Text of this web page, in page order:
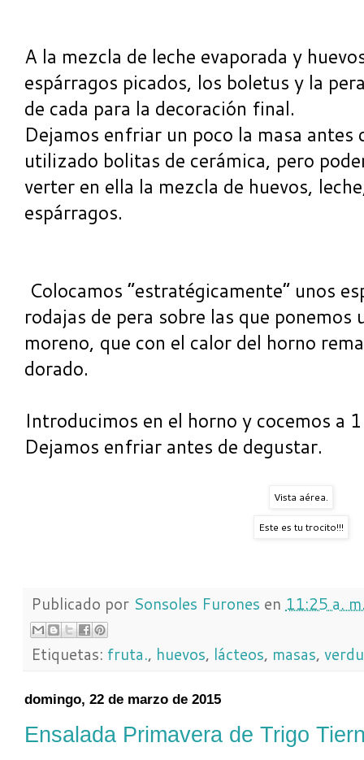
A la mezcla de leche evaporada y
espárragos picados, los boletus y la
de cada para la decoración final.
Dejamos enfriar un poco la masa
utilizado bolitas de cerámica, pero
verter en ella la mezcla de huevos,
espárragos.
Colocamos “estratégicamente” unos
rodajas de pera sobre las que
moreno, que con el calor del horno
dorado.
Introducimos en el horno y cocemos a
Dejamos enfriar antes de degustar.
Vista aérea.
Este es tu trocito!!!
Publicado por Sonsoles Furones en 11:25 a.
Etiquetas: fruta., huevos, lácteos, masas,
domingo, 22 de marzo de 2015
Ensalada Primavera de Trigo